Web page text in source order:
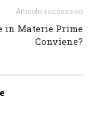
Articolo successivo
in Materie Prime
Conviene?